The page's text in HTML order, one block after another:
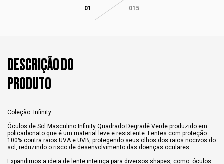
01 015
DESCRIÇÃO DO
PRODUTO
Coleção: Infinity
Óculos de Sol Masculino Infinity Quadrado Degradê Verde produzido em
policarbonato que é um material leve e resistente. Lentes com proteção
100% contra raios UVA e UVB, protegendo seus olhos dos raios nocivos do
sol, reduzindo o risco de desenvolvimento das doenças oculares.
Expandimos a ideia de lente inteiriça para diversos shapes, como: óculos